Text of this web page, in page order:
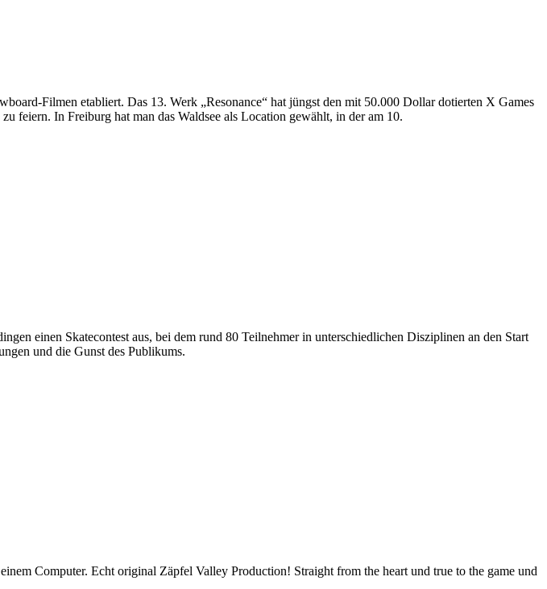
Filmen etabliert. Das 13. Werk „Resonance“ hat jüngst den mit 50.000 Dollar dotierten X Games
feiern. In Freiburg hat man das Waldsee als Location gewählt, in der am 10.
einen Skatecontest aus, bei dem rund 80 Teilnehmer in unterschiedlichen Disziplinen an den Start
und die Gunst des Publikums.
Computer. Echt original Zäpfel Valley Production! Straight from the heart und true to the game und